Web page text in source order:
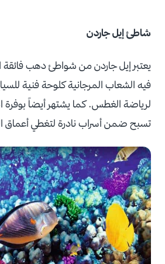
شاطئ إيل جاردن
يعتبر إيل جاردن من شواطئ دهب
فيه الشعاب المرجانية كلوحة فنية
لرياضة الغطس. كما يشتهر أيضاً بوفرة
تسبح ضمن أسراب نادرة لتغطي أعماق